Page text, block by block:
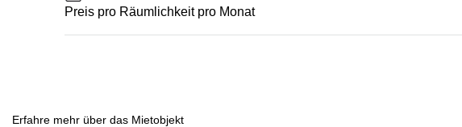
Preis pro Räumlichkeit pro Monat
Erfahre mehr über das Mietobjekt